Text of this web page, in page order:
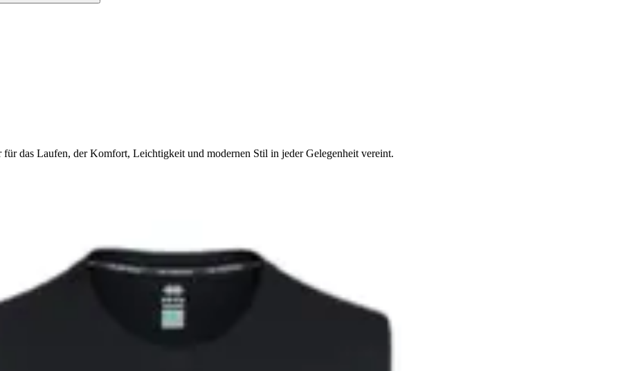
das Laufen, der Komfort, Leichtigkeit und modernen Stil in jeder Gelegenheit vereint.